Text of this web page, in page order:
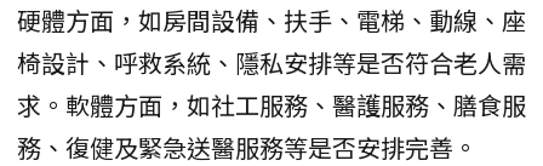
硬體方面，如房間設備、扶手、電梯、動線、座
椅設計、呼救系統、隱私安排等是否符合老人需
求。軟體方面，如社工服務、醫護服務、膳食服
務、復健及緊急送醫服務等是否安排完善。